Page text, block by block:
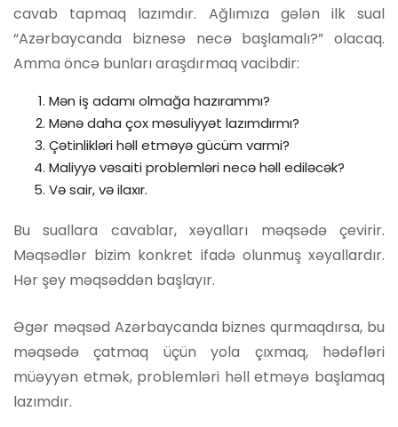
cavab tapmaq lazımdır. Ağlımıza gələn ilk sual
“Azərbaycanda biznesə necə başlamalı?” olacaq.
Amma öncə bunları araşdırmaq vacibdir:
Mən iş adamı olmağa hazırammı?
Mənə daha çox məsuliyyət lazımdırmı?
Çətinlikləri həll etməyə gücüm varmi?
Maliyyə vəsaiti problemləri necə həll ediləcək?
Və sair, və ilaxır.
Bu suallara cavablar, xəyalları məqsədə çevirir.
Məqsədlər bizim konkret ifadə olunmuş xəyallardır.
Hər şey məqsəddən başlayır.
Əgər məqsəd Azərbaycanda biznes qurmaqdırsa, bu
məqsədə çatmaq üçün yola çıxmaq, hədəfləri
müəyyən etmək, problemləri həll etməyə başlamaq
lazımdır.